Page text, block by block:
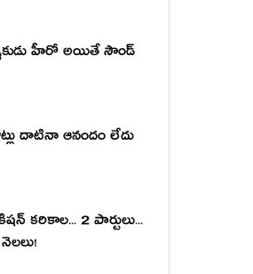
హీరో అయితే సౌండ్
దాటినా ఆనందం లేదు
కరికాల... 2 పార్టులు...